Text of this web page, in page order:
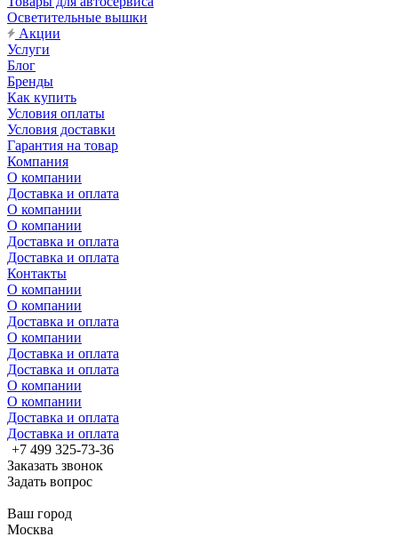
Осветительные вышки
Акции
Услуги
Блог
Бренды
Как купить
Условия оплаты
Условия доставки
Гарантия на товар
Компания
О компании
Доставка и оплата
О компании
О компании
Доставка и оплата
Доставка и оплата
Контакты
О компании
О компании
Доставка и оплата
О компании
Доставка и оплата
Доставка и оплата
О компании
О компании
Доставка и оплата
Доставка и оплата
+7 499 325-73-36
Заказать звонок
Задать вопрос
Ваш город
Москва